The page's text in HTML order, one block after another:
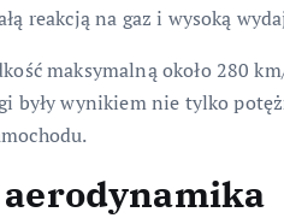
reakcją na gaz i wysoką
maksymalną około 280
były wynikiem nie tylko